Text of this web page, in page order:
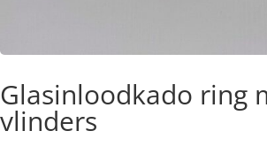
Glasinloodkado ring
vlinders